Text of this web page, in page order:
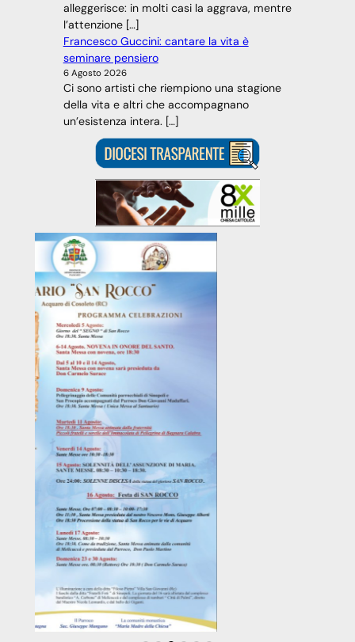
alleggerisce: in molti casi la aggrava, mentre
l’attenzione […]
Francesco Guccini: cantare la vita è
seminare pensiero
6 Agosto 2026
Ci sono artisti che riempiono una stagione
della vita e altri che accompagnano
un’esistenza intera. […]